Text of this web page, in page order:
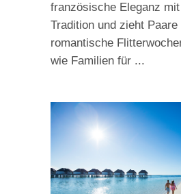
französische Eleganz
Tradition und zieht Paare
romantische
wie Familien für